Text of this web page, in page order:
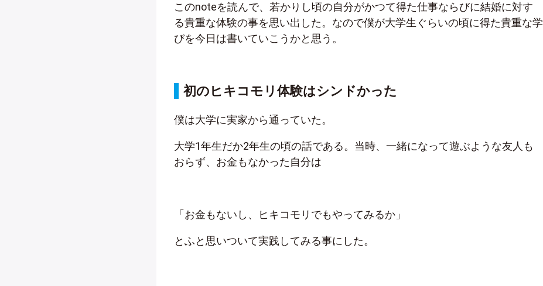
このnoteを読んで、若かりし頃の自分がかつて得た仕事ならびに結婚に対す
る貴重な体験の事を思い出した。なので僕が大学生ぐらいの頃に得た貴重な学
びを今日は書いていこうかと思う。
初のヒキコモリ体験はシンドかった
僕は大学に実家から通っていた。
大学1年生だか2年生の頃の話である。当時、一緒になって遊ぶような友人も
おらず、お金もなかった自分は
「お金もないし、ヒキコモリでもやってみるか」
とふと思いついて実践してみる事にした。